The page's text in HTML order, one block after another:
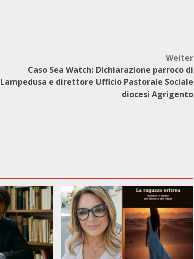
Weiter
Caso Sea Watch: Dichiarazione parroco di
Lampedusa e direttore Ufficio Pastorale Sociale
diocesi Agrigento